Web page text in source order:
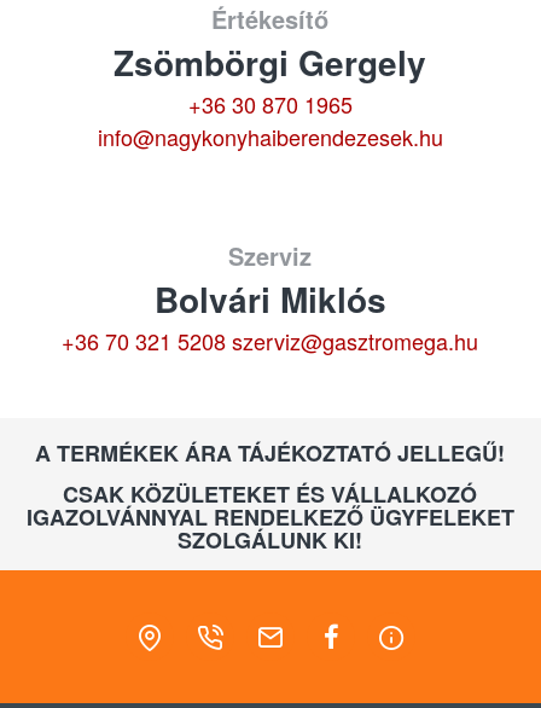
Értékesítő
Zsömbörgi Gergely
+36 30 870 1965
info@nagykonyhaiberendezesek.hu
Szerviz
Bolvári Miklós
+36 70 321 5208 szerviz@gasztromega.hu
A TERMÉKEK ÁRA TÁJÉKOZTATÓ JELLEGŰ!
CSAK KÖZÜLETEKET ÉS VÁLLALKOZÓ
IGAZOLVÁNNYAL RENDELKEZŐ ÜGYFELEKET
SZOLGÁLUNK KI!